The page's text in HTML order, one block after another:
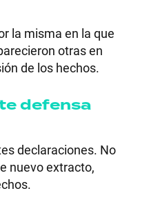
la misma en la que
otras en
de los hechos.
defensa
declaraciones. No
nuevo extracto,